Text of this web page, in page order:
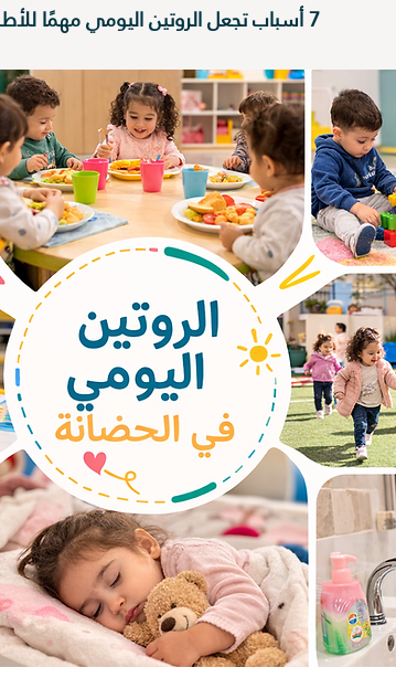
7 أسباب تجعل الروتين اليومي مهمًا للأطفال